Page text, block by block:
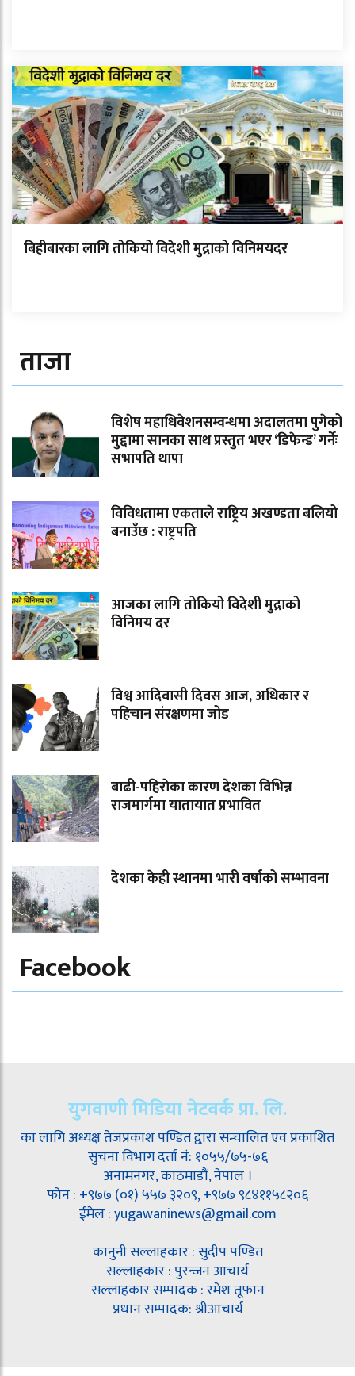
बिहीबारका लागि तोकियो विदेशी मुद्राको विनिमयदर
ताजा
विशेष महाधिवेशनसम्वन्धमा अदालतमा पुगेको
मुद्दामा सानका साथ प्रस्तुत भएर ‘डिफेन्ड’ गर्नेः
सभापति थापा
विविधतामा एकताले राष्ट्रिय अखण्डता बलियो
बनाउँछ : राष्ट्रपति
आजका लागि तोकियो विदेशी मुद्राको
विनिमय दर
विश्व आदिवासी दिवस आज, अधिकार र
पहिचान संरक्षणमा जोड
बाढी-पहिराेका कारण देशका विभिन्न
राजमार्गमा यातायात प्रभावित
देशका केही स्थानमा भारी वर्षाको सम्भावना
Facebook
युगवाणी मिडिया नेटवर्क प्रा. लि.
का लागि अध्यक्ष तेजप्रकाश पण्डित द्वारा सन्चालित एव प्रकाशित
सुचना विभाग दर्ता नं: १०५५/७५-७६
अनामनगर, काठमाडौं, नेपाल ।
फोन : +९७७ (०१) ५५७ ३२०९, +९७७ ९८४११५८२०६
ईमेल : yugawaninews@gmail.com
कानुनी सल्लाहकार : सुदीप पण्डित
सल्लाहकार : पुरन्जन आचार्य
सल्लाहकार सम्पादक : रमेश तूफान
प्रधान सम्पादक: श्रीआचार्य